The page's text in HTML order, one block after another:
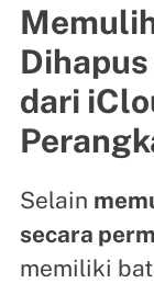
dari
Selain
secara
memiliki